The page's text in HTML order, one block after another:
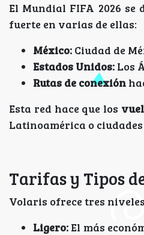
El Mundial FIFA 2026 se
fuerte en varias de ellas:
México: Ciudad de
Estados Unidos: Los
Rutas de conexión
Esta red hace que los
Latinoamérica o
Tarifas y Tipos
Volaris ofrece tres
Ligero:El más